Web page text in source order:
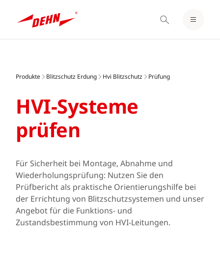
content
EINLOGGEN / REGISTRIEREN
Produkte Blitzschutz Erdung Hvi Blitzschutz Prüfung
HVI-Systeme
prüfen
Für Sicherheit bei Montage, Abnahme und
Wiederholungsprüfung: Nutzen Sie den
Prüfbericht als praktische Orientierungshilfe bei
der Errichtung von Blitzschutzsystemen und unser
Angebot für die Funktions- und
Zustandsbestimmung von HVI-Leitungen.